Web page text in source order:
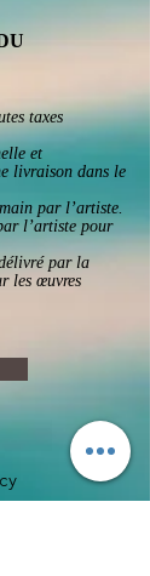
taxes
et
livraison dans le
par l’artiste.
l’artiste pour
par la
les œuvres